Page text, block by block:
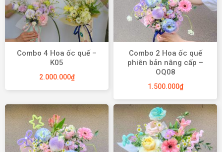
Combo 4 Hoa ốc quế –
K05
2.000.000₫
Combo 2 Hoa ốc quế
phiên bản nâng cấp –
OQ08
1.500.000₫